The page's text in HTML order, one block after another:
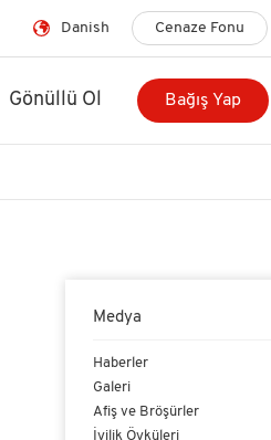
Danish Cenaze Fonu
Gönüllü Ol Bağış Yap
Medya
Haberler
Galeri
Afiş ve Bröşürler
İyilik Öyküleri